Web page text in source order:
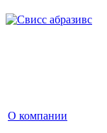
О компании